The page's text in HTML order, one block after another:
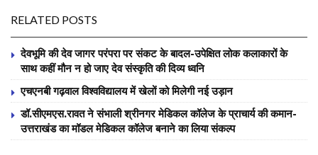
RELATED POSTS
देवभूमि की देव जागर परंपरा पर संकट के बादल-उपेक्षित लोक कलाकारों के
साथ कहीं मौन न हो जाए देव संस्कृति की दिव्य ध्वनि
एचएनबी गढ़वाल विश्वविद्यालय में खेलों को मिलेगी नई उड़ान
डॉ.सीएमएस.रावत ने संभाली श्रीनगर मेडिकल कॉलेज के प्राचार्य की कमान-
उत्तराखंड का मॉडल मेडिकल कॉलेज बनाने का लिया संकल्प